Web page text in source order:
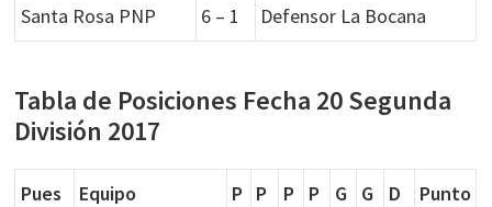
Santa Rosa PNP 6 – 1 Defensor La Bocana
Tabla de Posiciones Fecha 20 Segunda
División 2017
Pues
Equipo
P
P
P
P
G
G
D
Punto